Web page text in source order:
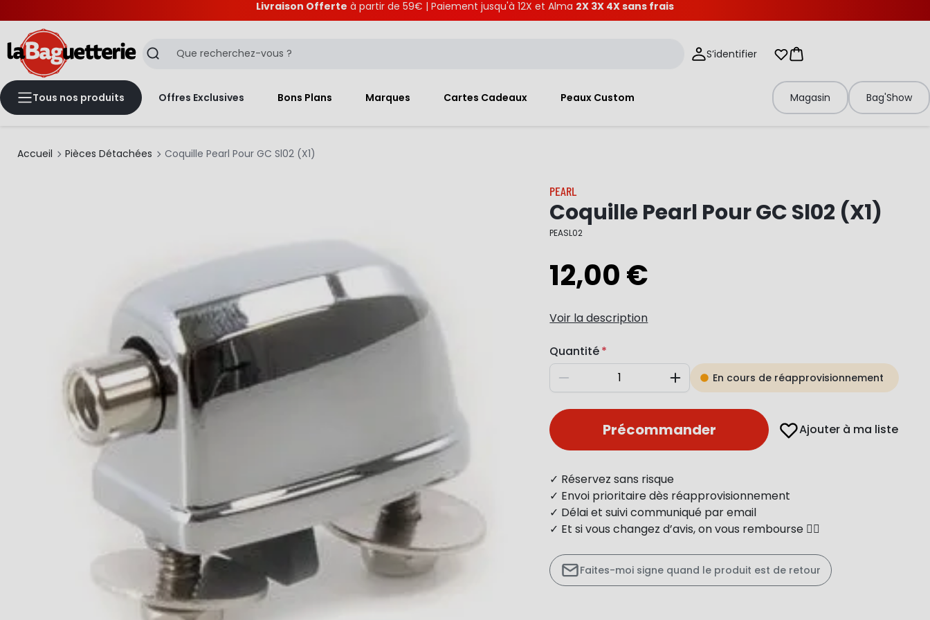
Livraison Offerte à partir de 59€ | Paiement jusqu'à 12X et Alma 2X 3X 4X sans frais
Recherche S’identifier Mes listes d'envies
Panier
Tous nos produits Offres Exclusives Bons Plans Marques Cartes Cadeaux Peaux Custom Magasin Bag'Show
Accueil Pièces Détachées Coquille Pearl Pour GC Sl02 (X1)
PEARL
Coquille Pearl Pour GC Sl02 (X1)
PEASL02
12,00 €
Voir la description
Quantité
Diminuer AugmenterEn cours de réapprovisionnement
Précommander Ajouter à ma liste
✓ Réservez sans risque
✓ Envoi prioritaire dès réapprovisionnement
✓ Délai et suivi communiqué par email
✓ Et si vous changez d’avis, on vous rembourse 👍🏻
Faites-moi signe quand le produit est de retour